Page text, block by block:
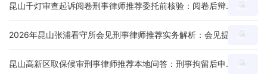
昆山千灯审查起诉阅卷刑事律师推荐委托前核验：阅卷后辩护思路、证据疑点和量刑意见怎么沟通？
昆山高新区取保候审刑事律师推荐本地问答：刑事拘留后申请节点、材料和沟通重点怎么看？